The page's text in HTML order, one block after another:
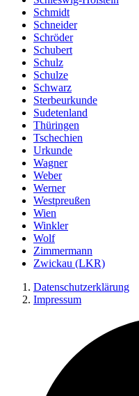
Schmidt
Schneider
Schröder
Schubert
Schulz
Schulze
Schwarz
Sterbeurkunde
Sudetenland
Thüringen
Tschechien
Urkunde
Wagner
Weber
Werner
Westpreußen
Wien
Winkler
Wolf
Zimmermann
Zwickau (LKR)
Datenschutzerklärung
Impressum